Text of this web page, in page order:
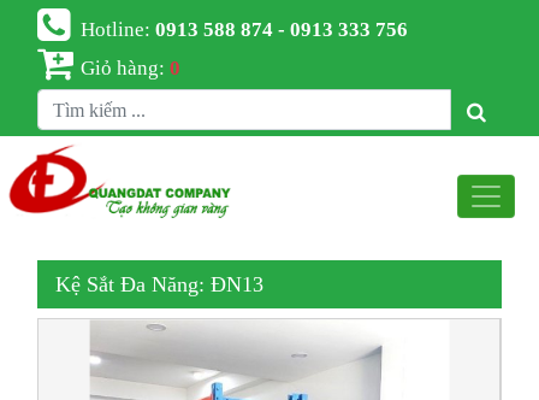
Hotline:0913 588 874 - 0913 333 756
Giỏ hàng:0
Kệ Sắt Đa Năng: ĐN13